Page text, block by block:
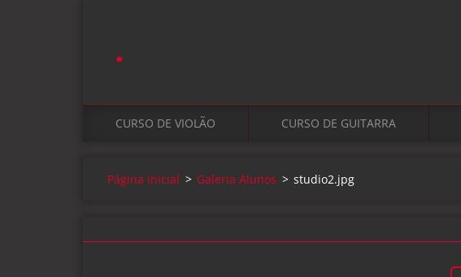
.
CURSO DE VIOLÃO CURSO DE GUITARRA
Página inicial > Galeria Alunos > studio2.jpg